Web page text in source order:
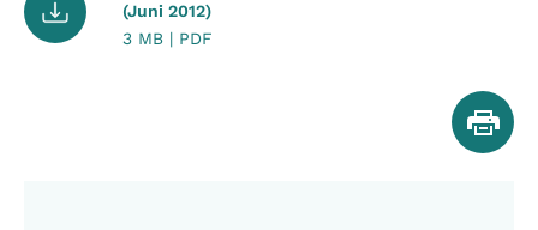
(Juni 2012)
3 MB | PDF